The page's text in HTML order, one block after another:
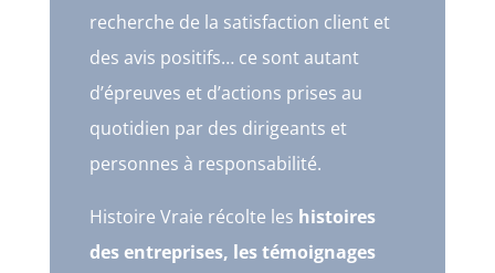
recherche de la satisfaction client et
des avis positifs… ce sont autant
d’épreuves et d’actions prises au
quotidien par des dirigeants et
personnes à responsabilité.
Histoire Vraie récolte les histoires
des entreprises, les témoignages